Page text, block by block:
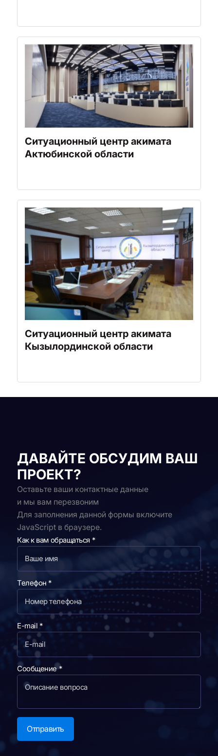
Ситуационный центр акимата
Актюбинской области
Ситуационный центр акимата
Кызылординской области
ДАВАЙТЕ ОБСУДИМ ВАШ
ПРОЕКТ?
Оставьте ваши контактные данные
и мы вам перезвоним
Для заполнения данной формы включите
JavaScript в браузере.
Как к вам обращаться *
Телефон *
E-mail *
к
о
б
Сообщение*
Отправить